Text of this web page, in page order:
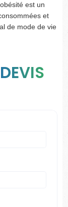
est un
et
de mode de vie